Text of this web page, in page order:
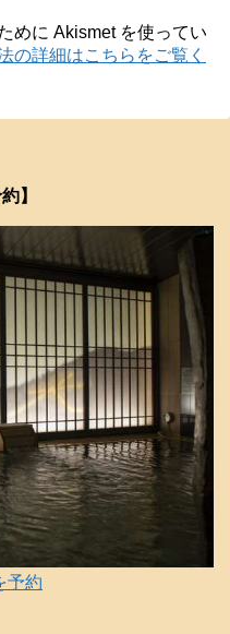
めに Akismet を使ってい
の詳細はこちらをご覧く
】
予約